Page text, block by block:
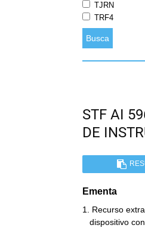
TJRN
TRF4
Busca
STF AI
DE
Ementa
1. Recurso